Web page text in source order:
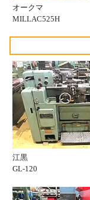
オークマ
MILLAC525H
江黒
GL-120